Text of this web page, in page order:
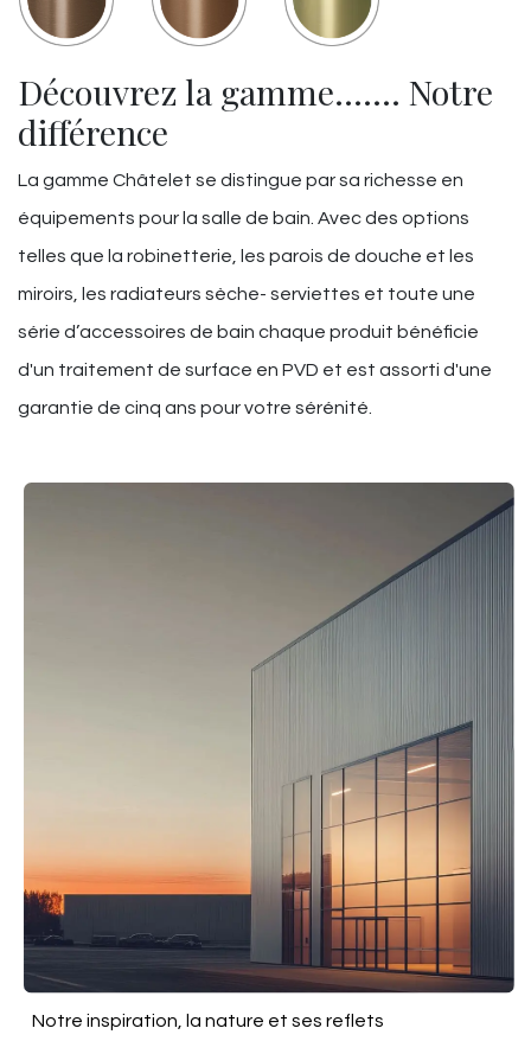
Découvrez la gamme……. Notre
différence
La gamme Châtelet se distingue par sa richesse en
équipements pour la salle de bain. Avec des options
telles que la robinetterie, les parois de douche et les
miroirs, les radiateurs sèche- serviettes et toute une
série d’accessoires de bain chaque produit bénéficie
d'un traitement de surface en PVD et est assorti d'une
garantie de cinq ans pour votre sérénité.
Notre inspiration, la nature et ses reflets